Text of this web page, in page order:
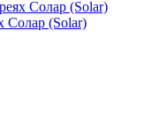
Солар (Solar)
Солар (Solar)